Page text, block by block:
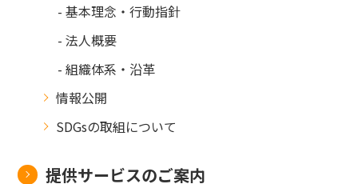
- 基本理念・行動指針
- 法人概要
- 組織体系・沿革
情報公開
SDGsの取組について
提供サービスのご案内